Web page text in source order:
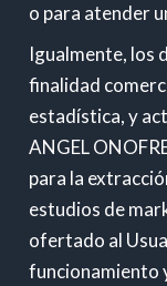
o para atender
Igualmente, los
finalidad
estadística, y
ANGEL
para la
estudios de
ofertado al
funcionamiento